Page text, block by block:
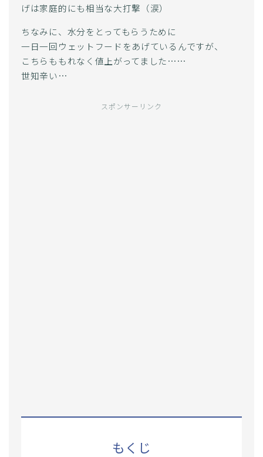
げは家庭的にも相当な大打撃（涙）
ちなみに、水分をとってもらうために
一日一回ウェットフードをあげているんですが、
こちらももれなく値上がってました……
世知辛い…
スポンサーリンク
もくじ